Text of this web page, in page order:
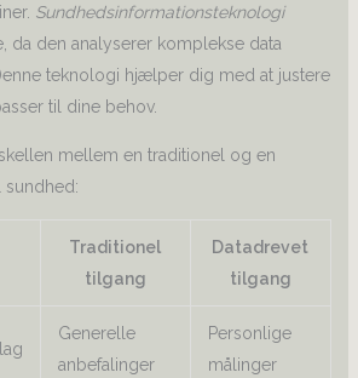
Sundhedsinformationsteknologi
da den analyserer komplekse data
teknologi hjælper dig med at justere
til dine behov.
mellem en traditionel og en
sundhed:
Traditionel
tilgang
Datadrevet
tilgang
Generelle
anbefalinger
Personlige
målinger